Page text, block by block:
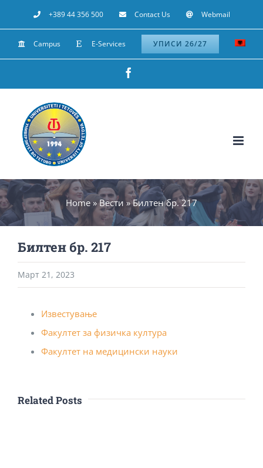
to
content
+389 44 356 500 Contact Us Webmail
Campus E-Services УПИСИ 26/27
Home»Вести »Билтен бр. 217
Билтен бр. 217
Март 21, 2023
Известување
Факултет за физичка култура
Факултет на медицински науки
Related Posts